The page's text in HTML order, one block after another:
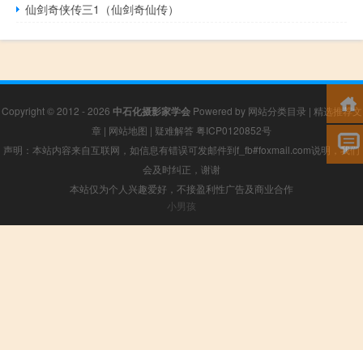
仙剑奇侠传三1（仙剑奇仙传）
Copyright © 2012 - 2026 中石化摄影家学会Powered by 网站分类目录 | 精选推荐文
章 | 网站地图 | 疑难解答 粤ICP0120852号
声明：本站内容来自互联网，如信息有错误可发邮件到f_fb#foxmail.com说明，我们
会及时纠正，谢谢
本站仅为个人兴趣爱好，不接盈利性广告及商业合作
小男孩